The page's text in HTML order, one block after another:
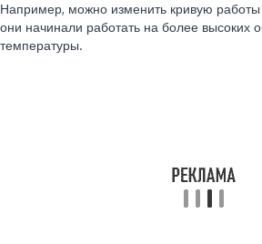
Например, можно изменить кривую работы
они начинали работать на более высоких
температуры.